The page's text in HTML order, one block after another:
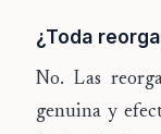
¿Toda
No. Las
genuina y